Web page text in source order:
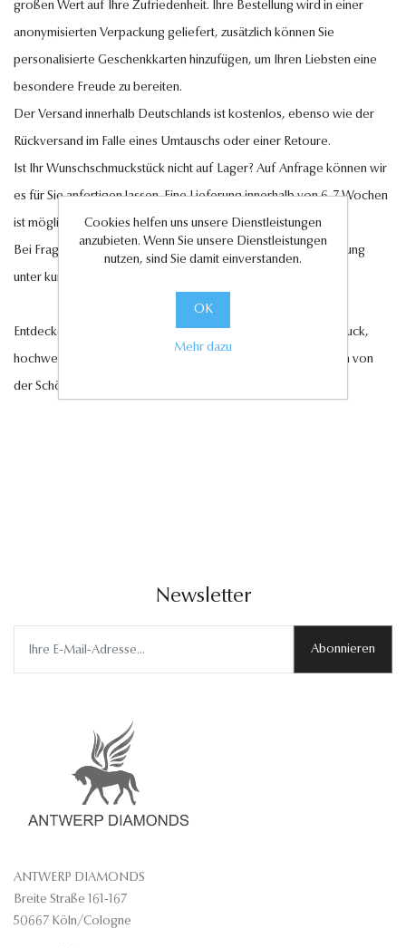
großen Wert auf Ihre Zufriedenheit. Ihre Bestellung wird in einer
anonymisierten Verpackung geliefert, zusätzlich können Sie
personalisierte Geschenkkarten hinzufügen, um Ihren Liebsten eine
besondere Freude zu bereiten.
Der Versand innerhalb Deutschlands ist kostenlos, ebenso wie der
Rückversand im Falle eines Umtauschs oder einer Retoure.
Ist Ihr Wunschschmuckstück nicht auf Lager? Auf Anfrage können wir
es für Sie anfertigen lassen. Eine Lieferung innerhalb von 6-7 Wochen
ist möglich.
Bei Fragen steht Ihnen unser Kundenservice gerne zur Verfügung
unter kundenservice@antwerp-diamonds.de.
Entdecken Sie jetzt unsere exquisite Auswahl an Diamantschmuck,
hochwertigen Edelsteinen und edlen Perlen und lassen Sie sich von
der Schönheit und Eleganz unserer Kollektionen verzaubern.
Newsletter
Abonnieren
ANTWERP DIAMONDS
Breite Straße 161-167
50667 Köln/Cologne
Cookies helfen uns unsere Dienstleistungen
anzubieten. Wenn Sie unsere Dienstleistungen
nutzen, sind Sie damit einverstanden.
OK
Mehr dazu